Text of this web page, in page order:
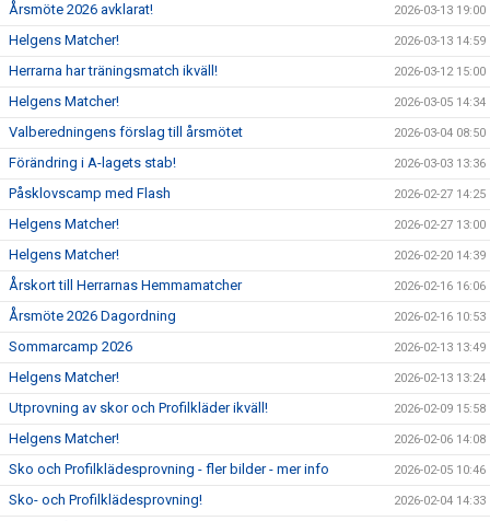
Årsmöte 2026 avklarat! 2026-03-13 19:00
Helgens Matcher! 2026-03-13 14:59
Herrarna har träningsmatch ikväll! 2026-03-12 15:00
Helgens Matcher! 2026-03-05 14:34
Valberedningens förslag till årsmötet 2026-03-04 08:50
Förändring i A-lagets stab! 2026-03-03 13:36
Påsklovscamp med Flash 2026-02-27 14:25
Helgens Matcher! 2026-02-27 13:00
Helgens Matcher! 2026-02-20 14:39
Årskort till Herrarnas Hemmamatcher 2026-02-16 16:06
Årsmöte 2026 Dagordning 2026-02-16 10:53
Sommarcamp 2026 2026-02-13 13:49
Helgens Matcher! 2026-02-13 13:24
Utprovning av skor och Profilkläder ikväll! 2026-02-09 15:58
Helgens Matcher! 2026-02-06 14:08
Sko och Profilklädesprovning - fler bilder - mer info 2026-02-05 10:46
Sko- och Profilklädesprovning! 2026-02-04 14:33